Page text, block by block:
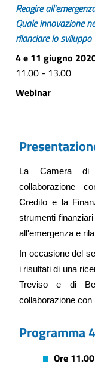
Reagire
Quale innovazione
rilanciare lo sviluppo
4 e 11 giugno
11.00 - 13.00
Webinar
La Camera di
collaborazione
Credito e la
strumenti
all'emergenza e
In occasione del
i risultati di una
Treviso e di
collaborazione con
Programma
Ore